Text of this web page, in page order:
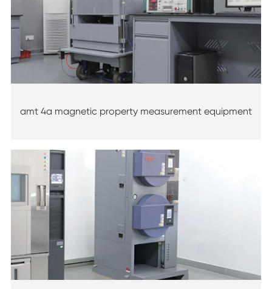
amt 4a magnetic property measurement equipment